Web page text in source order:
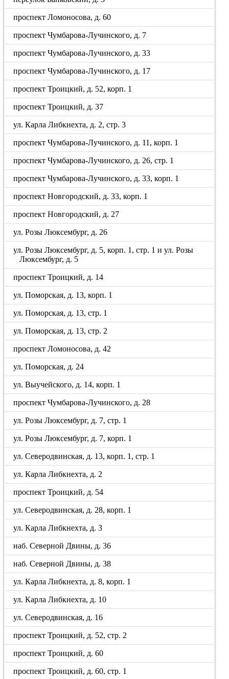
проспект Ломоносова, д. 60
проспект Чумбарова-Лучинского, д. 7
проспект Чумбарова-Лучинского, д. 33
проспект Чумбарова-Лучинского, д. 17
проспект Троицкий, д. 52, корп. 1
проспект Троицкий, д. 37
ул. Карла Либкнехта, д. 2, стр. 3
проспект Чумбарова-Лучинского, д. 11, корп. 1
проспект Чумбарова-Лучинского, д. 26, стр. 1
проспект Чумбарова-Лучинского, д. 33, корп. 1
проспект Новгородский, д. 33, корп. 1
проспект Новгородский, д. 27
ул. Розы Люксембург, д. 26
ул. Розы Люксембург, д. 5, корп. 1, стр. 1 и ул. Розы
Люксембург, д. 5
проспект Троицкий, д. 14
ул. Поморская, д. 13, корп. 1
ул. Поморская, д. 13, стр. 1
ул. Поморская, д. 13, стр. 2
проспект Ломоносова, д. 42
ул. Поморская, д. 24
ул. Выучейского, д. 14, корп. 1
проспект Чумбарова-Лучинского, д. 28
ул. Розы Люксембург, д. 7, стр. 1
ул. Розы Люксембург, д. 7, корп. 1
ул. Северодвинская, д. 13, корп. 1, стр. 1
ул. Карла Либкнехта, д. 2
проспект Троицкий, д. 54
ул. Северодвинская, д. 28, корп. 1
ул. Карла Либкнехта, д. 3
наб. Северной Двины, д. 36
наб. Северной Двины, д. 38
ул. Карла Либкнехта, д. 8, корп. 1
ул. Карла Либкнехта, д. 10
ул. Северодвинская, д. 16
проспект Троицкий, д. 52, стр. 2
проспект Троицкий, д. 60
проспект Троицкий, д. 60, стр. 1